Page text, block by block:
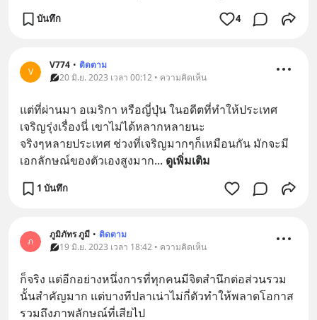
บันทึก 4
V
V774 • ติดตาม
20 มิ.ย. 2023 เวลา 00:12 • ความคิดเห็น
แต่ที่ผ่านมา อเมริกา หรือญี่ปุ่น ในอดีตที่ทำให้ประเทศ
เจริญรุ่งเรื่องนี่ เขาไม่ได้หลากหลายนะ
จริงๆหลายประเทศ ช่วงที่เจริญมากๆก็เหมือนกัน มักจะมี
เอกลักษณ์ของตัวเองสูงมาก... ดูเพิ่มเติม
1 บันทึก
ภ
ภูมิภัทร ภูมี • ติดตาม
19 มิ.ย. 2023 เวลา 18:42 • ความคิดเห็น
ก็จริง แต่อีกอย่างหนึ่งการที่ทุกคนมีจิตสำนึกต่อส่วนรวม
นั้นสำคัญมาก แต่บางทีปลาเน่าไม่กี่ตัวทำให้พลาดโอกาส
รวมถึงภาพลักษณ์ที่เสียไป